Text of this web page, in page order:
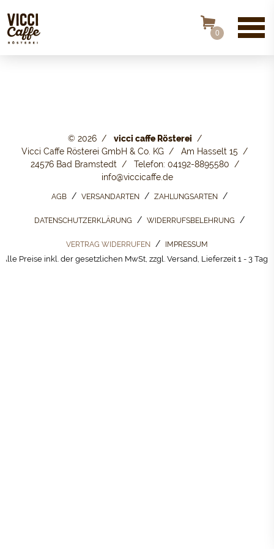
0
© 2026
vicci caffe Rösterei
Vicci Caffe Rösterei GmbH & Co. KG
Am Hasselt 15
24576 Bad Bramstedt
Telefon: 04192-8895580
info@viccicaffe.de
AGB VERSANDARTEN ZAHLUNGSARTEN
DATENSCHUTZERKLÄRUNG WIDERRUFSBELEHRUNG
VERTRAG WIDERRUFEN IMPRESSUM
Alle Preise inkl. der gesetzlichen MwSt, zzgl. Versand, Lieferzeit 1 - 3 Tage